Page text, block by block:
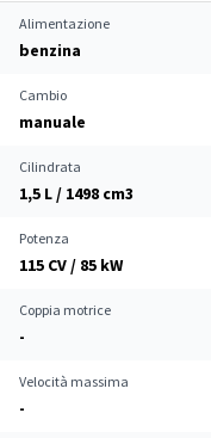
Alimentazione
benzina
Cambio
manuale
Cilindrata
1,5 L / 1498 cm3
Potenza
115 CV / 85 kW
Coppia motrice
-
Velocità massima
-